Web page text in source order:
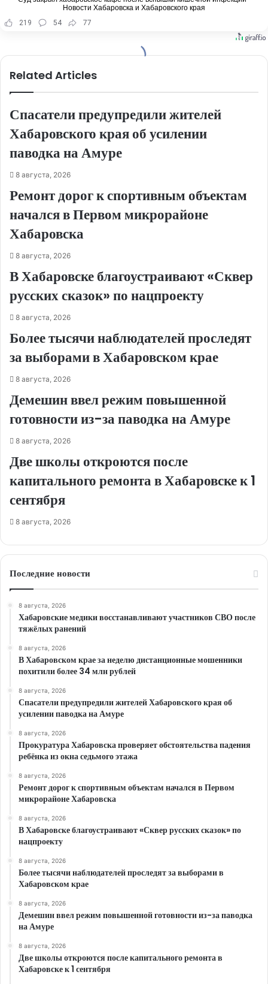
Новости Хабаровска и Хабаровского края
219
54 77
Related Articles
Спасатели предупредили жителей
Хабаровского края об усилении
паводка на Амуре
8 августа, 2026
Ремонт дорог к спортивным объектам
начался в Первом микрорайоне
Хабаровска
8 августа, 2026
В Хабаровске благоустраивают «Сквер
русских сказок» по нацпроекту
8 августа, 2026
Более тысячи наблюдателей проследят
за выборами в Хабаровском крае
8 августа, 2026
Демешин ввел режим повышенной
готовности из-за паводка на Амуре
8 августа, 2026
Две школы откроются после
капитального ремонта в Хабаровске к 1
сентября
8 августа, 2026
Последние новости
8 августа, 2026
Хабаровские медики восстанавливают участников СВО после
тяжёлых ранений
8 августа, 2026
В Хабаровском крае за неделю дистанционные мошенники
похитили более 34 млн рублей
8 августа, 2026
Спасатели предупредили жителей Хабаровского края об
усилении паводка на Амуре
8 августа, 2026
Прокуратура Хабаровска проверяет обстоятельства падения
ребёнка из окна седьмого этажа
8 августа, 2026
Ремонт дорог к спортивным объектам начался в Первом
микрорайоне Хабаровска
8 августа, 2026
В Хабаровске благоустраивают «Сквер русских сказок» по
нацпроекту
8 августа, 2026
Более тысячи наблюдателей проследят за выборами в
Хабаровском крае
8 августа, 2026
Демешин ввел режим повышенной готовности из-за паводка
на Амуре
8 августа, 2026
Две школы откроются после капитального ремонта в
Хабаровске к 1 сентября